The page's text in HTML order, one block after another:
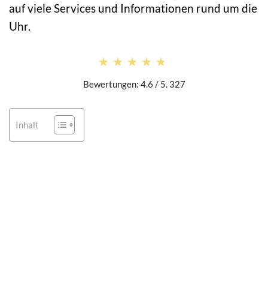
auf viele Services und Informationen rund um die
Uhr.
★★★★★
★★★★★
Bewertungen: 4.6 / 5. 327
Inhalt